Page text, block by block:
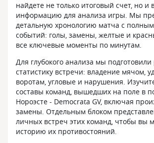
найдете не только итоговый счет, но
информацию для анализа игры. Мы
детальную хронологию матча с
событий: голы, замены, желтые и
все ключевые моменты по минутам.
Для глубокого анализа мы
статистику встречи: владение мячом,
воротам, угловые и нарушения.
составы команд, вышедших на поле в
Нороэсте - Democrata GV, включая
замены. Отдельным блоком
личных встреч этих команд, чтобы вы
историю их противостояний.